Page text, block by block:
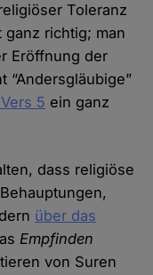
Toleranz
richtig; man
Eröffnung der
“Andersgläubige”
5 ein ganz
dass religiöse
über das
Empfinden
von Suren